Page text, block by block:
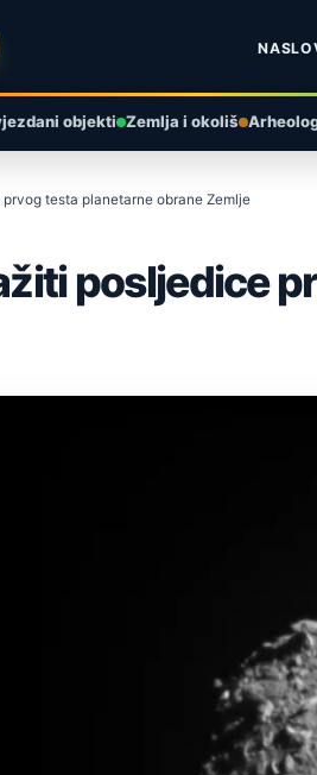
objekti Zemlja i okoliš
testa planetarne obrane Zemlje
posljedice